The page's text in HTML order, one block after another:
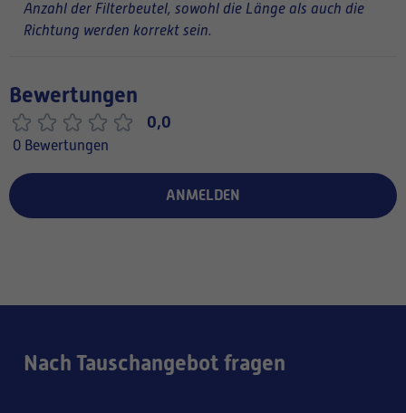
Anzahl der Filterbeutel, sowohl die Länge als auch die
Richtung werden korrekt sein.
Bewertungen
0,0
0 Bewertungen
ANMELDEN
Nach Tauschangebot fragen